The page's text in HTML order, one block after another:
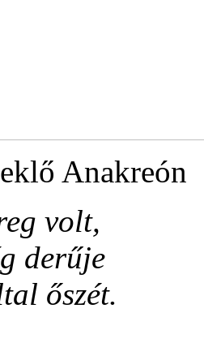
Anakreón
volt,
derűje
őszét.